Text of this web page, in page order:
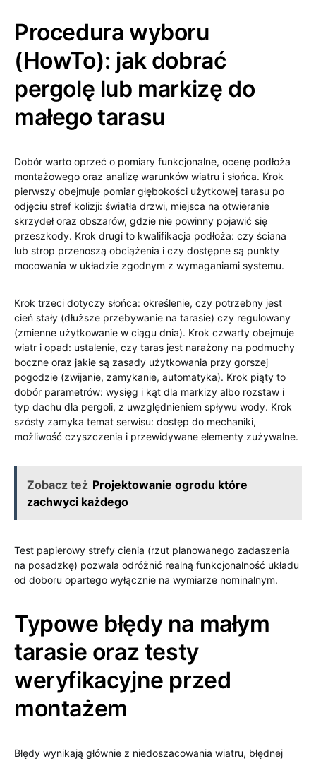
Procedura wyboru
(HowTo): jak dobrać
pergolę lub markizę do
małego tarasu
Dobór warto oprzeć o pomiary funkcjonalne, ocenę podłoża
montażowego oraz analizę warunków wiatru i słońca. Krok
pierwszy obejmuje pomiar głębokości użytkowej tarasu po
odjęciu stref kolizji: światła drzwi, miejsca na otwieranie
skrzydeł oraz obszarów, gdzie nie powinny pojawić się
przeszkody. Krok drugi to kwalifikacja podłoża: czy ściana
lub strop przenoszą obciążenia i czy dostępne są punkty
mocowania w układzie zgodnym z wymaganiami systemu.
Krok trzeci dotyczy słońca: określenie, czy potrzebny jest
cień stały (dłuższe przebywanie na tarasie) czy regulowany
(zmienne użytkowanie w ciągu dnia). Krok czwarty obejmuje
wiatr i opad: ustalenie, czy taras jest narażony na podmuchy
boczne oraz jakie są zasady użytkowania przy gorszej
pogodzie (zwijanie, zamykanie, automatyka). Krok piąty to
dobór parametrów: wysięg i kąt dla markizy albo rozstaw i
typ dachu dla pergoli, z uwzględnieniem spływu wody. Krok
szósty zamyka temat serwisu: dostęp do mechaniki,
możliwość czyszczenia i przewidywane elementy zużywalne.
Zobacz też Projektowanie ogrodu które
zachwyci każdego
Test papierowy strefy cienia (rzut planowanego zadaszenia
na posadzkę) pozwala odróżnić realną funkcjonalność układu
od doboru opartego wyłącznie na wymiarze nominalnym.
Typowe błędy na małym
tarasie oraz testy
weryfikacyjne przed
montażem
Błędy wynikają głównie z niedoszacowania wiatru, błędnej